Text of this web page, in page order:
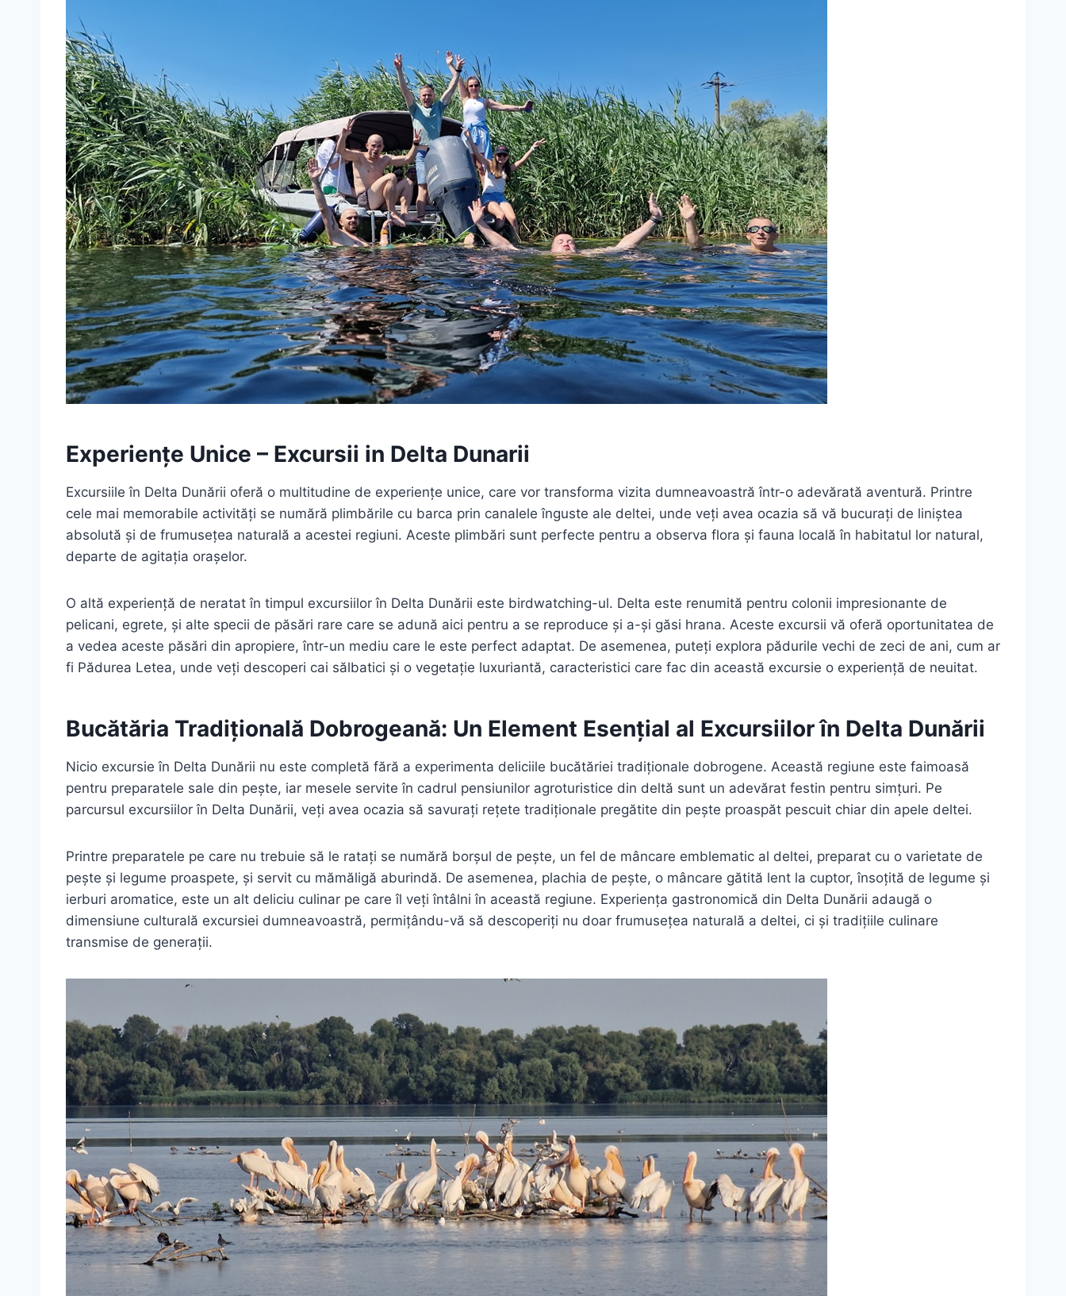
Experiențe Unice – Excursii in Delta Dunarii
Excursiile în Delta Dunării oferă o multitudine de experiențe unice, care vor transforma vizita dumneavoastră într-o adevărată aventură. Printre
cele mai memorabile activități se numără plimbările cu barca prin canalele înguste ale deltei, unde veți avea ocazia să vă bucurați de liniștea
absolută și de frumusețea naturală a acestei regiuni. Aceste plimbări sunt perfecte pentru a observa flora și fauna locală în habitatul lor natural,
departe de agitația orașelor.
O altă experiență de neratat în timpul excursiilor în Delta Dunării este birdwatching-ul. Delta este renumită pentru colonii impresionante de
pelicani, egrete, și alte specii de păsări rare care se adună aici pentru a se reproduce și a-și găsi hrana. Aceste excursii vă oferă oportunitatea de
a vedea aceste păsări din apropiere, într-un mediu care le este perfect adaptat. De asemenea, puteți explora pădurile vechi de zeci de ani, cum ar
fi Pădurea Letea, unde veți descoperi cai sălbatici și o vegetație luxuriantă, caracteristici care fac din această excursie o experiență de neuitat.
Bucătăria Tradițională Dobrogeană: Un Element Esențial al Excursiilor în Delta Dunării
Nicio excursie în Delta Dunării nu este completă fără a experimenta deliciile bucătăriei tradiționale dobrogene. Această regiune este faimoasă
pentru preparatele sale din pește, iar mesele servite în cadrul pensiunilor agroturistice din deltă sunt un adevărat festin pentru simțuri. Pe
parcursul excursiilor în Delta Dunării, veți avea ocazia să savurați rețete tradiționale pregătite din pește proaspăt pescuit chiar din apele deltei.
Printre preparatele pe care nu trebuie să le ratați se numără borșul de pește, un fel de mâncare emblematic al deltei, preparat cu o varietate de
pește și legume proaspete, și servit cu mămăligă aburindă. De asemenea, plachia de pește, o mâncare gătită lent la cuptor, însoțită de legume și
ierburi aromatice, este un alt deliciu culinar pe care îl veți întâlni în această regiune. Experiența gastronomică din Delta Dunării adaugă o
dimensiune culturală excursiei dumneavoastră, permițându-vă să descoperiți nu doar frumusețea naturală a deltei, ci și tradițiile culinare
transmise de generații.